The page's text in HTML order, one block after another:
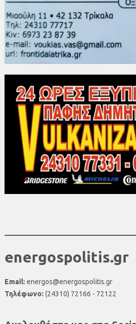
energospolitis.gr
Email: energos@energospolitis.gr
Τηλέφωνο: (24310) 72166 - 72122